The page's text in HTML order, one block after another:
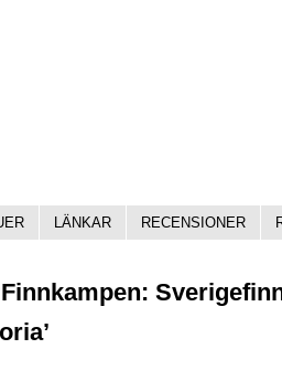
LÄNKAR RECENSIONER